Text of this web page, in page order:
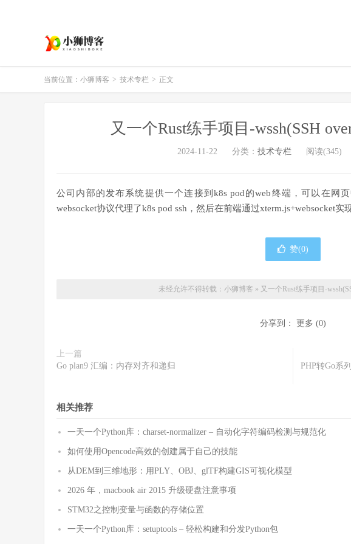
当前位置： 小狮博客 > 技术专栏 > 正文
又一个Rust练手项目-wssh(SSH
2024-11-22 分类： 技术专栏 阅读(345)
公司内部的发布系统提供一个连接到k8s pod的web终端，可以在网
websocket协议代理了k8s pod ssh，然后在前端通过xterm.js+websocket实
赞(0)
未经允许不得转载： 小狮博客 » 又一个Rust练手项目-
分享到： 更多 (0)
上一篇
Go plan9 汇编：内存对齐和递归
PHP转Go系
相关推荐
一天一个Python库：charset-normalizer – 自动化字符编码检测与规范化
如何使用Opencode高效的创建属于自己的技能
从DEM到三维地形：用PLY、OBJ、glTF构建GIS可视化模型
2026 年，macbook air 2015 升级硬盘注意事项
STM32之控制变量与函数的存储位置
一天一个Python库：setuptools – 轻松构建和分发Python包